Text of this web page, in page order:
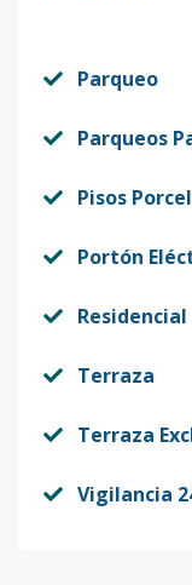
Parqueo
Parqueos
Pisos
Portón
Terraza
Terraza
Vigilancia